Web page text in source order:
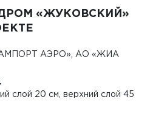
«ЖУКОВСКИЙ»
АЭРО», АО «ЖИА
слой 20 см, верхний слой 45